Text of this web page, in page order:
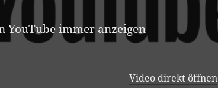
YouTube immer anzeigen
Video direkt öffnen